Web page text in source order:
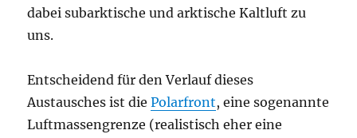
dabei subarktische und arktische Kaltluft zu
uns.
Entscheidend für den Verlauf dieses
Austausches ist diePolarfront, eine sogenannte
Luftmassengrenze (realistisch eher eine